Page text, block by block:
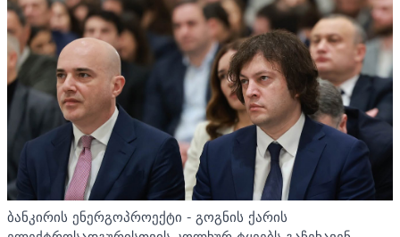
ბანკირის ენერგოპროექტი - გოგნის ქარის